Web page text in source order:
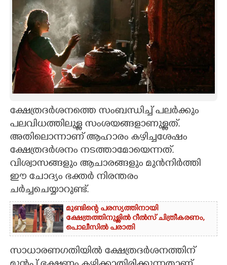
SPIRITUAL
INFO+
ART
CARTOONS
LITERATURE
ZOOM
CONTACT US
ക്ഷേത്രദർശനത്തെ സംബന്ധിച്ച് പലർക്കും
പലവിധത്തിലുള്ള സംശയങ്ങളാണുള്ളത്.
അതിലൊന്നാണ് ആഹാരം കഴിച്ചശേഷം
ക്ഷേത്രദർശനം നടത്താമോയെന്നത്.
വിശ്വാസങ്ങളും ആചാരങ്ങളും മുൻനിർത്തി
ഈ ചോദ്യം ഭക്തർ നിരന്തരം
ചർച്ചചെയ്യാറുണ്ട്.
മുണ്ടിന്റെ പരസ്യത്തിനായി
ക്ഷേത്രത്തിനുള്ളിൽ റീൽസ് ചിത്രീകരണം,
പൊലീസിൽ പരാതി
സാധാരണഗതിയിൽ ക്ഷേത്രദർശനത്തിന്